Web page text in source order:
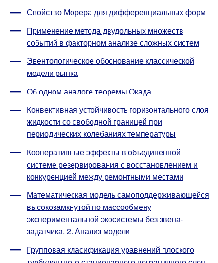
Свойство Морера для дифференциальных форм
Применение метода двудольных множеств
событий в факторном анализе сложных систем
Эвентологическое обоснование классической
модели рынка
Об одном аналоге теоремы Окада
Конвективная устойчивость горизонтального слоя
жидкости со свободной границей при
периодических колебаниях температуры
Кооперативные эффекты в объединенной
системе резервирования с восстановлением и
конкуренцией между ремонтными местами
Математическая модель самоподдерживающейся
высокозамкнутой по массообмену
экспериментальной экосистемы без звена-
задатчика. 2. Анализ модели
Групповая класификация уравнений плоского